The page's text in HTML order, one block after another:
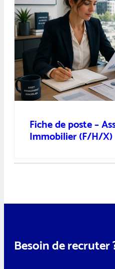
Fiche de poste –
Immobilier (F/H/X)
Besoin de recruter